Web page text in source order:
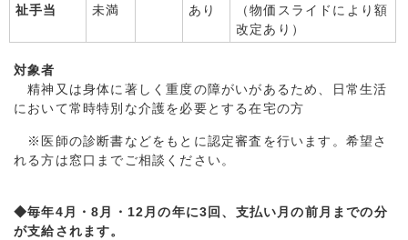
祉手当
未満
あり
（物価スライドにより額
改定あり）
対象者
精神又は身体に著しく重度の障がいがあるため、日常生活
において常時特別な介護を必要とする在宅の方
※医師の診断書などをもとに認定審査を行います。希望さ
れる方は窓口までご相談ください。
◆毎年4月・8月・12月の年に3回、支払い月の前月までの分
が支給されます。